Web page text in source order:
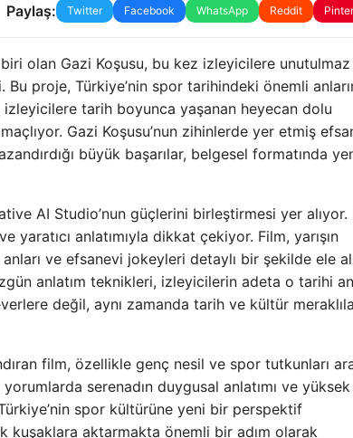
Paylaş: Twitter Facebook WhatsApp Reddit
olan Gazi Koşusu, bu kez izleyicilere
proje, Türkiye’nin spor tarihindeki önemli
izleyicilere tarih boyunca yaşanan heyecan dolu
Gazi Koşusu’nun zihinlerde yer etmiş
büyük başarılar, belgesel formatında
AI Studio’nun güçlerini birleştirmesi yer alıyor.
anlatımıyla dikkat çekiyor. Film, yarışın
ve efsanevi jokeyleri detaylı bir şekilde ele
anlatım teknikleri, izleyicilerin adeta o tarihi
değil, aynı zamanda tarih ve kültür
film, özellikle genç nesil ve spor tutkunları
serenadın duygusal anlatımı ve yüksek
spor kültürüne yeni bir perspektif
kuşaklara aktarmakta önemli bir adım olarak